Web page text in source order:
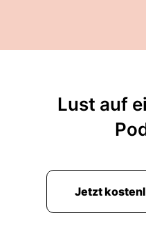
Lust auf
Jetzt